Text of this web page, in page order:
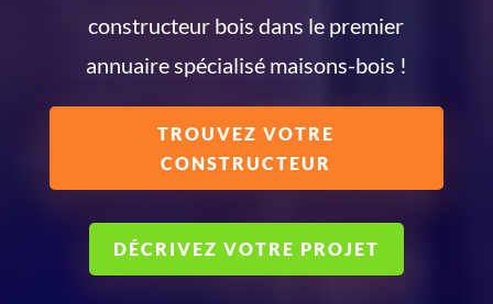
constructeur bois dans le premier
annuaire spécialisé maisons-bois !
TROUVEZ VOTRE
CONSTRUCTEUR
DÉCRIVEZ VOTRE PROJET